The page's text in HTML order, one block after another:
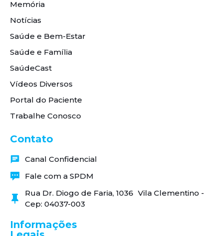
Memória
Notícias
Saúde e Bem-Estar
Saúde e Família
SaúdeCast
Vídeos Diversos
Portal do Paciente
Trabalhe Conosco
Contato
Canal Confidencial
Fale com a SPDM
Rua Dr. Diogo de Faria, 1036 Vila Clementino -
Cep: 04037-003
Informações